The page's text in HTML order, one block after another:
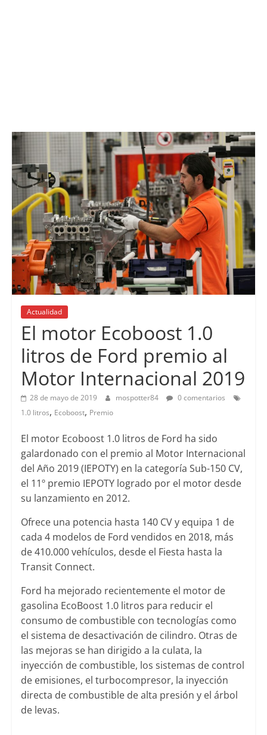
Actualidad
El motor Ecoboost 1.0
litros de Ford premio al
Motor Internacional 2019
28 de mayo de 2019 mospotter84
0 comentarios
1.0 litros, Ecoboost, Premio
El motor Ecoboost 1.0 litros de Ford ha sido
galardonado con el premio al Motor Internacional
del Año 2019 (IEPOTY) en la categoría Sub-150 CV,
el 11º premio IEPOTY logrado por el motor desde
su lanzamiento en 2012.
Ofrece una potencia hasta 140 CV y equipa 1 de
cada 4 modelos de Ford vendidos en 2018, más
de 410.000 vehículos, desde el Fiesta hasta la
Transit Connect.
Ford ha mejorado recientemente el motor de
gasolina EcoBoost 1.0 litros para reducir el
consumo de combustible con tecnologías como
el sistema de desactivación de cilindro. Otras de
las mejoras se han dirigido a la culata, la
inyección de combustible, los sistemas de control
de emisiones, el turbocompresor, la inyección
directa de combustible de alta presión y el árbol
de levas.